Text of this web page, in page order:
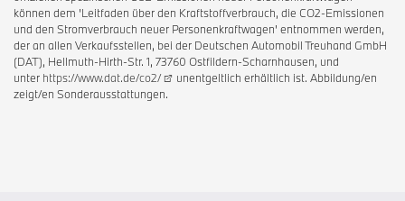
können dem 'Leitfaden über den Kraftstoffverbrauch, die CO2-Emissionen
und den Stromverbrauch neuer Personenkraftwagen' entnommen werden,
der an allen Verkaufsstellen, bei der Deutschen Automobil Treuhand GmbH
(DAT), Hellmuth-Hirth-Str. 1, 73760 Ostfildern-Scharnhausen, und
unter https://www.dat.de/co2/
unentgeltlich erhältlich ist. Abbildung/en
zeigt/en Sonderausstattungen.